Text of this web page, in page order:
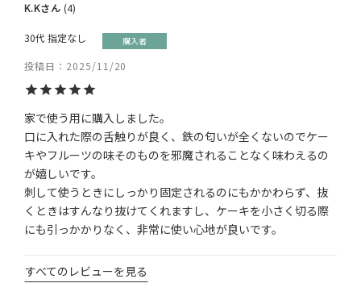
K.K 4
購入者
30代 指定なし
投稿日 2025/11/20
家で使う用に購入しました。
口に入れた際の舌触りが良く、鉄の匂いが全くないのでケー
キやフルーツの味そのものを邪魔されることなく味わえるの
が嬉しいです。
刺して使うときにしっかり固定されるのにもかかわらず、抜
くときはすんなり抜けてくれますし、ケーキを小さく切る際
にも引っかかりなく、非常に使い心地が良いです。
すべてのレビューを見る